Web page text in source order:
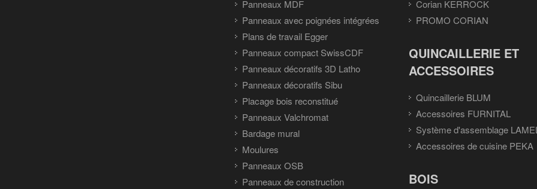
Panneaux MDF
Panneaux avec poignées intégrées
Plans de travail Egger
Panneaux compact SwissCDF
Panneaux décoratifs 3D Latho
Panneaux décoratifs Sibu
Placage bois reconstitué
Panneaux Valchromat
Bardage mural
Moulures
Panneaux OSB
Panneaux de construction
Corian KERROCK
PROMO CORIAN
QUINCAILLERIE ET
ACCESSOIRES
Quincaillerie BLUM
Accessoires FURNITAL
Système d'assemblage
Accessoires de cuisine PEKA
BOIS